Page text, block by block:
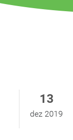
13
dez 2019